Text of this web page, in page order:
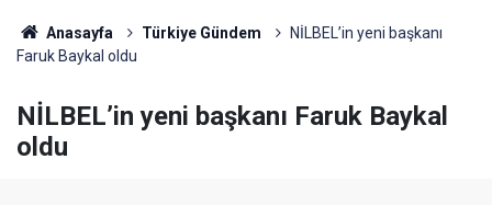
Anasayfa Türkiye Gündem
NİLBEL’in yeni başkanı
Faruk Baykal oldu
NİLBEL’in yeni başkanı Faruk Baykal
oldu